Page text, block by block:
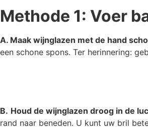
Methode 1: Voer
A. Maak wijnglazen met de hand
een schone spons. Ter herinnering:
B. Houd de wijnglazen droog in de
rand naar beneden. U kunt uw bril